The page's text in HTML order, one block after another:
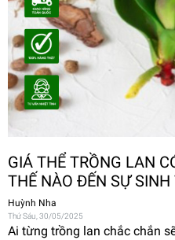
GIÁ THỂ TRỒNG LAN
THẾ NÀO ĐẾN SỰ
Huỳnh Nha
Thứ Sáu, 30/05/2025
Ai từng trồng lan chắc chắn